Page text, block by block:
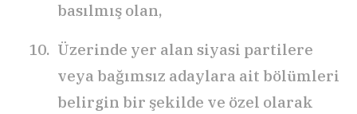
basılmış olan,
Üzerinde yer alan siyasi partilere
veya bağımsız adaylara ait bölümleri
belirgin bir şekilde ve özel olarak